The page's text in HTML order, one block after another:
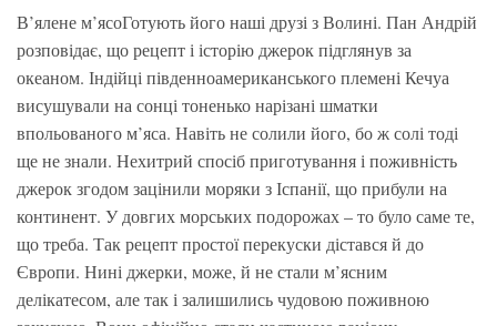
В’ялене м’ясоГотують його наші друзі з Волині. Пан Андрій
розповідає, що рецепт і історію джерок підглянув за
океаном. Індійці південноамериканського племені Кечуа
висушували на сонці тоненько нарізані шматки
впольованого м’яса. Навіть не солили його, бо ж солі тоді
ще не знали. Нехитрий спосіб приготування і поживність
джерок згодом зацінили моряки з Іспанії, що прибули на
континент. У довгих морських подорожах – то було саме те,
що треба. Так рецепт простої перекуски дістався й до
Європи. Нині джерки, може, й не стали м’ясним
делікатесом, але так і залишились чудовою поживною